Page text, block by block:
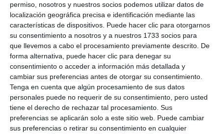
permiso, nosotros y nuestros socios podemos utilizar datos de
localización geográfica precisa e identificación mediante las
características de dispositivos. Puede hacer clic para otorgarnos
su consentimiento a nosotros y a nuestros 1733 socios para
que llevemos a cabo el procesamiento previamente descrito. De
forma alternativa, puede hacer clic para denegar su
consentimiento o acceder a información más detallada y
cambiar sus preferencias antes de otorgar su consentimiento.
Tenga en cuenta que algún procesamiento de sus datos
personales puede no requerir de su consentimiento, pero usted
tiene el derecho de rechazar tal procesamiento. Sus
preferencias se aplicarán solo a este sitio web. Puede cambiar
sus preferencias o retirar su consentimiento en cualquier
El miércoles debatirán sobre el
hospital en un pleno
extraordinario “forzado” por el
PSOE
PSOE
Nuevo Enfoque Mijas nos invita
a ver lo extraordinario en lo
ordinario
ACTUALIDAD